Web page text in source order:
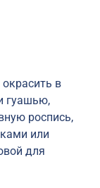
в
гуашью,
роспись,
или
для